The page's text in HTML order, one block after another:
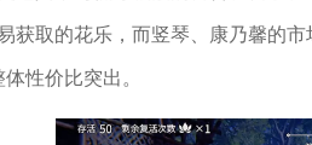
获取的花乐，而竖琴、康乃馨的
性价比突出。